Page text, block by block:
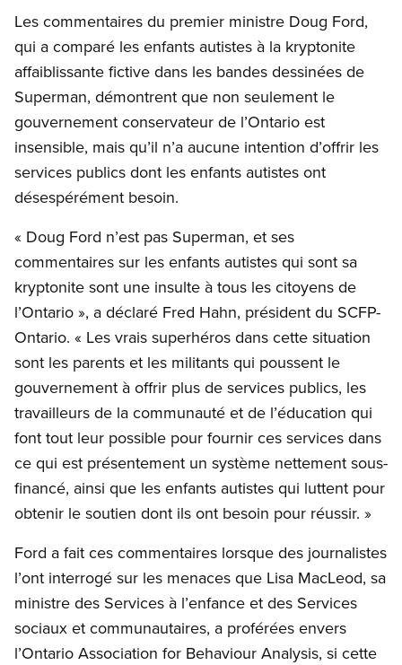
Les commentaires du premier ministre Doug Ford,
qui a comparé les enfants autistes à la kryptonite
affaiblissante fictive dans les bandes dessinées de
Superman, démontrent que non seulement le
gouvernement conservateur de l’Ontario est
insensible, mais qu’il n’a aucune intention d’offrir les
services publics dont les enfants autistes ont
désespérément besoin.
« Doug Ford n’est pas Superman, et ses
commentaires sur les enfants autistes qui sont sa
kryptonite sont une insulte à tous les citoyens de
l’Ontario », a déclaré Fred Hahn, président du SCFP-
Ontario. « Les vrais superhéros dans cette situation
sont les parents et les militants qui poussent le
gouvernement à offrir plus de services publics, les
travailleurs de la communauté et de l’éducation qui
font tout leur possible pour fournir ces services dans
ce qui est présentement un système nettement sous-
financé, ainsi que les enfants autistes qui luttent pour
obtenir le soutien dont ils ont besoin pour réussir. »
Ford a fait ces commentaires lorsque des journalistes
l’ont interrogé sur les menaces que Lisa MacLeod, sa
ministre des Services à l’enfance et des Services
sociaux et communautaires, a proférées envers
l’Ontario Association for Behaviour Analysis, si cette